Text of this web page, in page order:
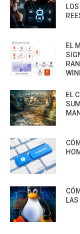
EL
EL